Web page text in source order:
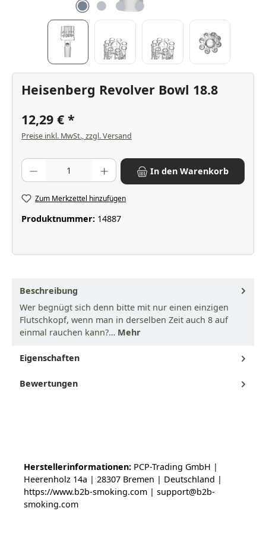
Heisenberg Revolver Bowl 18.8
12,29 €
Preise inkl. MwSt., zzgl. Versand
Produkt Anzahl: Gib den gewünschten Wert ein oder benutze die
In den Warenkorb
Zum Merkzettel hinzufügen
Produktnummer: 14887
Beschreibung
Wer begnügt sich denn bitte mit nur einen einzigen
Flutschkopf, wenn man in derselben Zeit auch 8 auf
einmal rauchen kann?… Mehr
Eigenschaften
Bewertungen
Herstellerinformationen: PCP-Trading GmbH |
Heerenholz 14a | 28307 Bremen | Deutschland |
https://www.b2b-smoking.com | support@b2b-
smoking.com